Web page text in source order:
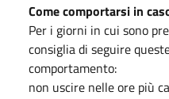
Come comportarsi in
Per i giorni in cui sono
consiglia di seguire
comportamento:
non uscire nelle ore più